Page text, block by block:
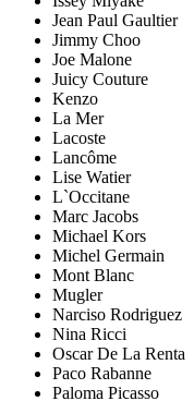
Jean Paul Gaultier
Jimmy Choo
Joe Malone
Juicy Couture
Kenzo
La Mer
Lacoste
Lancôme
Lise Watier
L`Occitane
Marc Jacobs
Michael Kors
Michel Germain
Mont Blanc
Mugler
Narciso Rodriguez
Nina Ricci
Oscar De La Renta
Paco Rabanne
Paloma Picasso